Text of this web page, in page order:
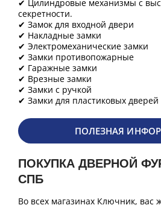
✔ Цилиндровые механизмы с
секретности.
✔ Замок для входной двери
✔ Накладные замки
✔ Электромеханические замки
✔ Замки противопожарные
✔ Гаражные замки
✔ Врезные замки
✔ Замки с ручкой
✔ Замки для пластиковых дверей
ПОЛЕЗНАЯ
ПОКУПКА ДВЕРНОЙ
СПБ
Во всех магазинах Ключник, вас